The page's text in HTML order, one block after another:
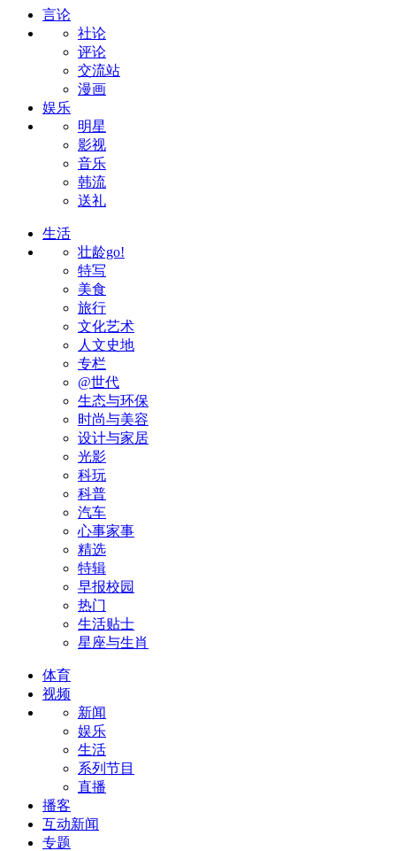
言论
社论
评论
交流站
漫画
娱乐
明星
影视
音乐
韩流
送礼
生活
壮龄go!
特写
美食
旅行
文化艺术
人文史地
专栏
@世代
生态与环保
时尚与美容
设计与家居
光影
科玩
科普
汽车
心事家事
精选
特辑
早报校园
热门
生活贴士
星座与生肖
体育
视频
新闻
娱乐
生活
系列节目
直播
播客
互动新闻
专题